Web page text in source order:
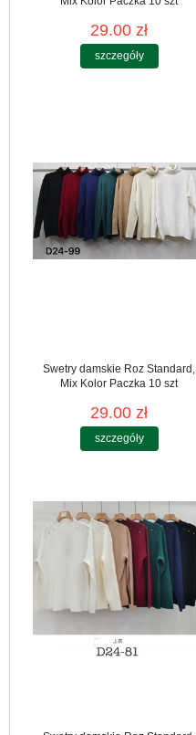
29.00 zł
szczegóły
Swetry damskie Roz Standard,
Mix Kolor Paczka 10 szt
29.00 zł
szczegóły